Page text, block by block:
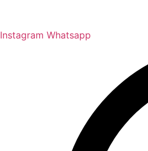
Instagram Whatsapp